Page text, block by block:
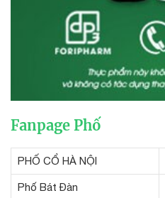
Fanpage Phố
PHỐ CỔ HÀ NỘI
Phố Bát Đàn